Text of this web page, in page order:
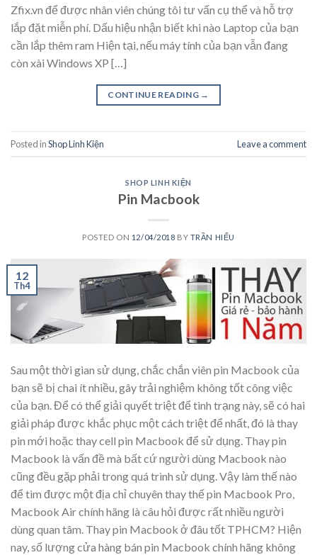
Zfix.vn để được nhân viên chúng tôi tư vấn cụ thể và hỗ trợ
lắp đặt miễn phí. Dấu hiệu nhận biết khi nào Laptop của bạn
cần lắp thêm ram Hiện tại, nếu máy tính của bạn vẫn đang
còn xài Windows XP […]
CONTINUE READING →
Posted inShop Linh Kiện Leave a comment
SHOP LINH KIỆN
Pin Macbook
POSTED ON 12/04/2018 BY TRẦN HIẾU
12
Th4
Sau một thời gian sử dụng, chắc chắn viên pin Macbook của
bạn sẽ bị chai ít nhiều, gây trải nghiệm không tốt công việc
của bạn. Để có thể giải quyết triệt để tình trạng này, sẽ có hai
giải pháp được khắc phục một cách triệt để nhất, đó là thay
pin mới hoặc thay cell pin Macbook để sử dụng. Thay pin
Macbook là vấn đề mà bất cứ người dùng Macbook nào
cũng đều gặp phải trong quá trình sử dụng. Vậy làm thế nào
để tìm được một địa chỉ chuyên thay thế pin Macbook Pro,
Macbook Air chính hãng là câu hỏi được rất nhiều người
dùng quan tâm. Thay pin Macbook ở đâu tốt TPHCM? Hiện
nay, số lượng cửa hàng bán pin Macbook chính hãng không